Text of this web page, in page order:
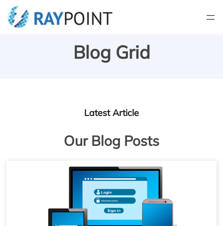
Blog Grid
Latest Article
Our Blog Posts